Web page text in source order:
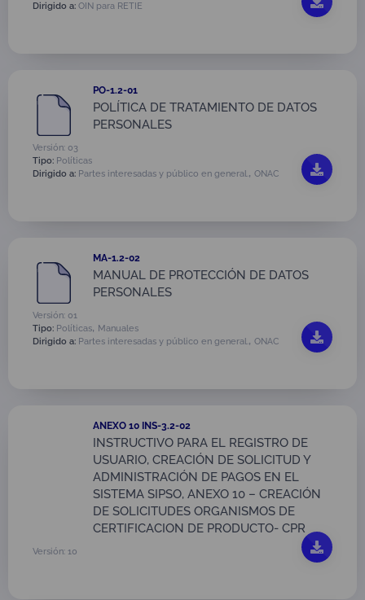
Dirigido a: OIN para RETIE
PO-1.2-01
POLÍTICA DE TRATAMIENTO DE DATOS
PERSONALES
Versión: 03
Tipo: Políticas
Dirigido a: Partes interesadas y público en general., ONAC
MA-1.2-02
MANUAL DE PROTECCIÓN DE DATOS
PERSONALES
Versión: 01
Tipo: Políticas, Manuales
Dirigido a: Partes interesadas y público en general., ONAC
ANEXO 10 INS-3.2-02
INSTRUCTIVO PARA EL REGISTRO DE
USUARIO, CREACIÓN DE SOLICITUD Y
ADMINISTRACIÓN DE PAGOS EN EL
SISTEMA SIPSO, ANEXO 10 – CREACIÓN
DE SOLICITUDES ORGANISMOS DE
CERTIFICACION DE PRODUCTO- CPR
Versión: 10